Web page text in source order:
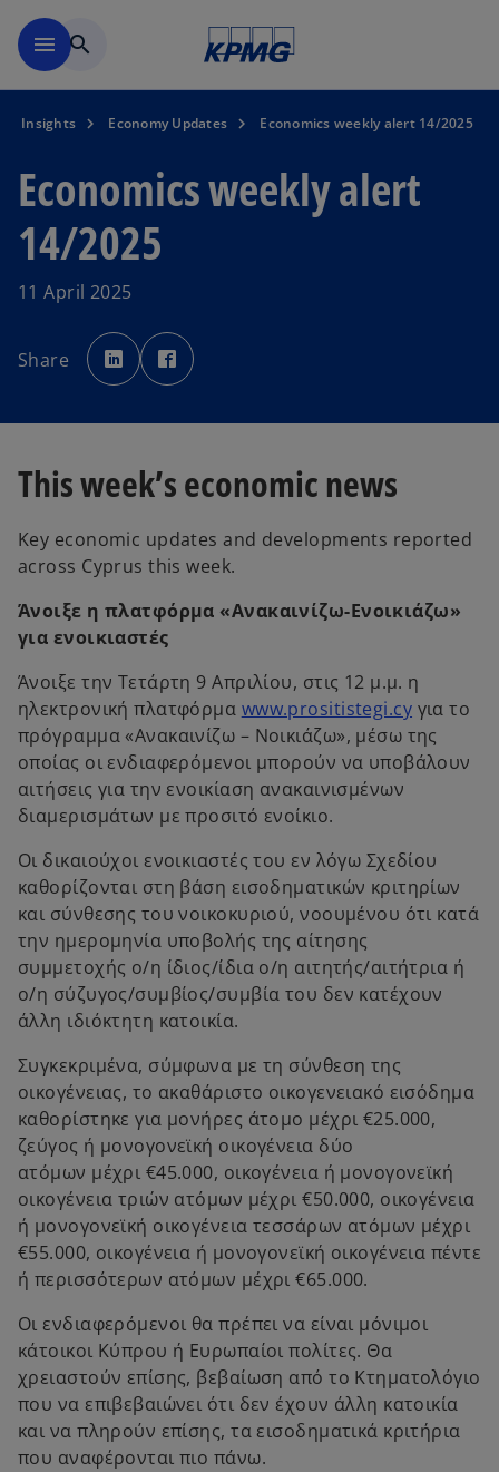
menu search
Insights Economy Updates Economics weekly alert 14/2025
Economics weekly alert
14/2025
11 April 2025
Share
o
p
e
n
w
t
a
p
e
t
a
This week’s economic news
Key economic updates and developments reported
across Cyprus this week.
Άνοιξε η πλατφόρμα «Ανακαινίζω-Ενοικιάζω»
για ενοικιαστές
Άνοιξε την Τετάρτη 9 Απριλίου, στις 12 μ.μ. η
ηλεκτρονική πλατφόρμα www.prositistegi.cyo
p
e
n
a
n
w
t
για το
πρόγραμμα «Ανακαινίζω – Νοικιάζω», μέσω της
οποίας οι ενδιαφερόμενοι μπορούν να υποβάλουν
αιτήσεις για την ενοικίαση ανακαινισμένων
διαμερισμάτων με προσιτό ενοίκιο.
Οι δικαιούχοι ενοικιαστές του εν λόγω Σχεδίου
καθορίζονται στη βάση εισοδηματικών κριτηρίων
και σύνθεσης του νοικοκυριού, νοουμένου ότι κατά
την ημερομηνία υποβολής της αίτησης
συμμετοχής ο/η ίδιος/ίδια ο/η αιτητής/αιτήτρια ή
ο/η σύζυγος/συμβίος/συμβία του δεν κατέχουν
άλλη ιδιόκτητη κατοικία.
Συγκεκριμένα, σύμφωνα με τη σύνθεση της
οικογένειας, το ακαθάριστο οικογενειακό εισόδημα
καθορίστηκε για μονήρες άτομο μέχρι €25.000,
ζεύγος ή μονογονεϊκή οικογένεια δύο
ατόμων μέχρι €45.000, οικογένεια ή μονογονεϊκή
οικογένεια τριών ατόμων μέχρι €50.000, οικογένεια
ή μονογονεϊκή οικογένεια τεσσάρων ατόμων μέχρι
€55.000, οικογένεια ή μονογονεϊκή οικογένεια πέντε
ή περισσότερων ατόμων μέχρι €65.000.
Οι ενδιαφερόμενοι θα πρέπει να είναι μόνιμοι
κάτοικοι Κύπρου ή Ευρωπαίοι πολίτες. Θα
χρειαστούν επίσης, βεβαίωση από το Κτηματολόγιο
που να επιβεβαιώνει ότι δεν έχουν άλλη κατοικία
και να πληρούν επίσης, τα εισοδηματικά κριτήρια
που αναφέρονται πιο πάνω.